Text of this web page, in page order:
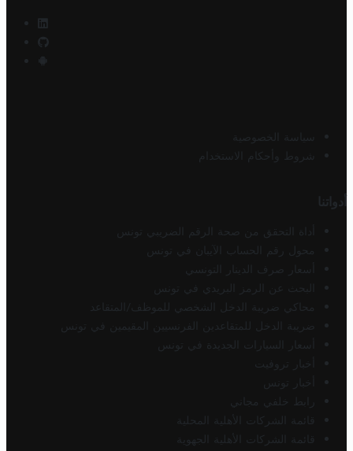
سياسة الخصوصية
شروط وأحكام الاستخدام
أدواتنا
أداة التحقق من صحة الرقم الضريبي تونس
محول رقم الحساب الآيبان في تونس
أسعار صرف الدينار التونسي
البحث عن الرمز البريدي في تونس
محاكي ضريبة الدخل الشخصي للموظف/المتقاعد
ضريبة الدخل للمتقاعدين الفرنسيين المقيمين في تونس
أسعار السيارات الجديدة في تونس
أخبار تروفيت
أخبار تونس
رابط خلفي مجاني
قائمة الشركات الأهلية المحلية
قائمة الشركات الأهلية الجهوية